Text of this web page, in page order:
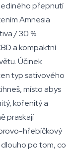
přepnutí
Amnesia
/ 30 %
a kompaktní
Účinek
typ sativového
místo abys
kořenitý a
praskají
hřebíčkový
po tom, co